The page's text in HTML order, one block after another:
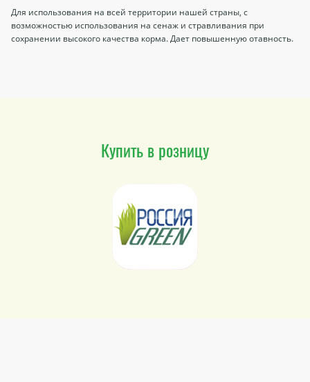
Для использования на всей территории нашей страны, с
возможностью использования на сенаж и стравливания при
сохранении высокого качества корма. Дает повышенную отавность.
Купить в розницу